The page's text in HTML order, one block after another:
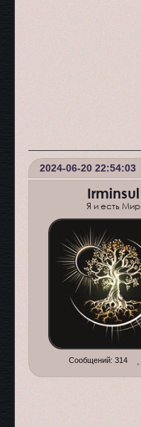
2024-06-20 22:54:03
Irminsul
Я и есть Мир
Сообщений: 314